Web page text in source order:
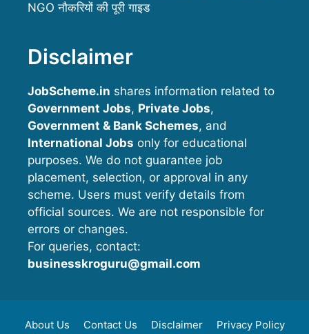
NGO नौकरियों की पूरी गाइड
Disclaimer
JobScheme.in shares information related to
Government Jobs, Private Jobs,
Government & Bank Schemes, and
International Jobs only for educational
purposes. We do not guarantee job
placement, selection, or approval in any
scheme. Users must verify details from
official sources. We are not responsible for
errors or changes.
For queries, contact:
businesskroguru@gmail.com
About Us Contact Us Disclaimer Privacy Policy